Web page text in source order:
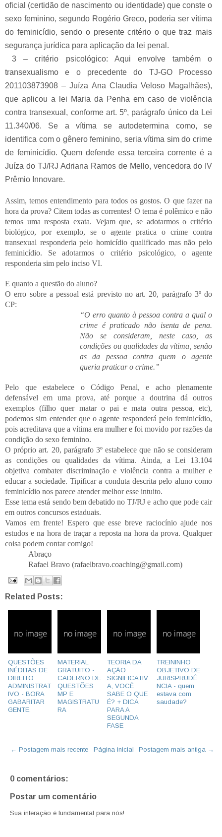
oficial (certidão de nascimento ou identidade) que conste o
sexo feminino, segundo Rogério Greco, poderia ser vítima
do feminicídio, sendo o presente critério o que traz mais
segurança jurídica para aplicação da lei penal.
3 – critério psicológico: Aqui envolve também o
transexualismo e o precedente do TJ-GO Processo
201103873908 – Juíza Ana Claudia Veloso Magalhães),
que aplicou a lei Maria da Penha em caso de violência
contra transexual, conforme art. 5º, parágrafo único da Lei
11.340/06. Se a vítima se autodetermina como, se
identifica com o gênero feminino, seria vítima sim do crime
de feminicídio. Quem defende essa terceira corrente é a
Juíza do TJ/RJ Adriana Ramos de Mello, vencedora do IV
Prêmio Innovare.
Assim, temos entendimento para todos os gostos. O que fazer na
hora da prova? Citem todas as correntes! O tema é polêmico e não
temos uma resposta exata. Vejam que, se adotarmos o critério
biológico, por exemplo, se o agente pratica o crime contra
transexual responderia pelo homicídio qualificado mas não pelo
feminicídio. Se adotarmos o critério psicológico, o agente
responderia sim pelo inciso VI.
E quanto a questão do aluno?
O erro sobre a pessoal está previsto no art. 20, parágrafo 3º do
CP:
“O erro quanto à pessoa contra a qual o
crime é praticado não isenta de pena.
Não se consideram, neste caso, as
condições ou qualidades da vítima, senão
as da pessoa contra quem o agente
queria praticar o crime.”
Pelo que estabelece o Código Penal, e acho plenamente
defensável em uma prova, até porque a doutrina dá outros
exemplos (filho quer matar o pai e mata outra pessoa, etc),
podemos sim entender que o agente responderá pelo feminicídio,
pois acreditava que a vítima era mulher e foi movido por razões da
condição do sexo feminino.
O próprio art. 20, parágrafo 3º estabelece que não se consideram
as condições ou qualidades da vítima. Ainda, a Lei 13.104
objetiva combater discriminação e violência contra a mulher e
educar a sociedade. Tipificar a conduta descrita pelo aluno como
feminicídio nos parece atender melhor esse intuito.
Esse tema está sendo bem debatido no TJ/RJ e acho que pode cair
em outros concursos estaduais.
Vamos em frente! Espero que esse breve raciocínio ajude nos
estudos e na hora de traçar a reposta na hora da prova. Qualquer
coisa podem contar comigo!
Abraço
Rafael Bravo (rafaelbravo.coaching@gmail.com)
Related Posts:
QUESTÕES
INÉDITAS DE
DIREITO
ADMINISTRAT
IVO - BORA
GABARITAR
GENTE.
MATERIAL
GRATUITO -
CADERNO DE
QUESTÕES
MP E
MAGISTRATU
RA
TEORIA DA
AÇÃO
SIGNIFICATIV
A, VOCÊ
SABE O QUE
É? + DICA
PARA A
SEGUNDA
FASE
TREININHO
OBJETIVO DE
JURISPRUDÊ
NCIA - quem
estava com
saudade?
← Postagem mais recente Postagem mais antiga →
Página inicial
0 comentários:
Postar um comentário
Sua interação é fundamental para nós!